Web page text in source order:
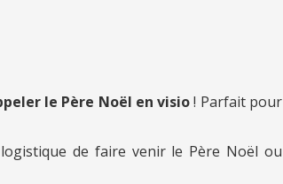
le Père Noël en visio! Parfait pour
de faire venir le Père Noël ou